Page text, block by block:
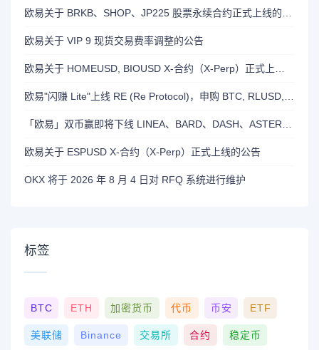
欧易关于 VIP 9 现货交易费率调整的公告
欧易关于 ESPUSD X-合约（X-Perp）正式上线的公告
OKX 将于 2026 年 8 月 4 日对 RFQ 系统进行维护
标签
BTC ETH 加密货币 代币 币安 ETF
美联储 Binance 交易所 合约 稳定币